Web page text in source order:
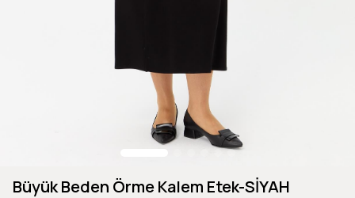
Büyük Beden Örme Kalem Etek-SİYAH